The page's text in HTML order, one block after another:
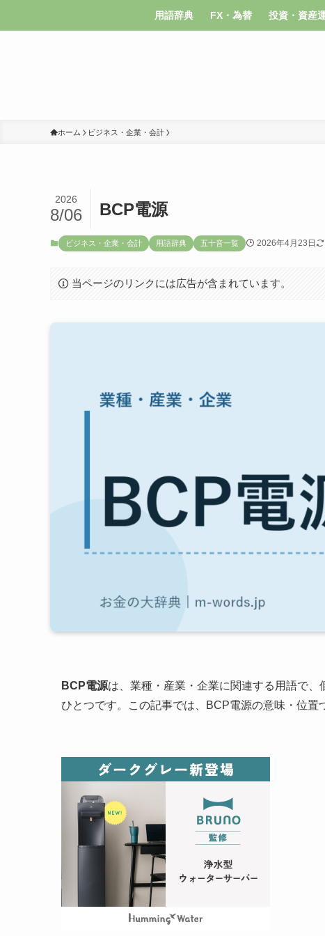
用語辞典 FX・為替 投資・資産
ホーム ビジネス・企業・会計
BCP電源
2026
8/06
ビジネス・企業・会計 用語辞典 五十音一覧 2026年4月23日
当ページのリンクには広告が含まれています。
BCP電源は、業種・産業・企業に関連する用語で
ひとつです。この記事では、BCP電源の意味・位置